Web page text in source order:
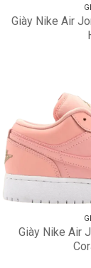
Giày Nike Air
Giày Nike Air